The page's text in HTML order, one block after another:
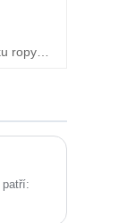
ropy z